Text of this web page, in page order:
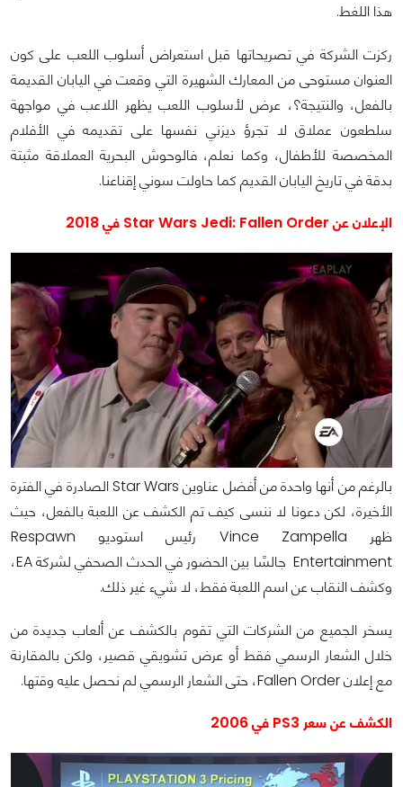
هذا اللغط.
ركزت الشركة في تصريحاتها قبل استعراض أسلوب اللعب على كون
العنوان مستوحى من المعارك الشهيرة التي وقعت في اليابان القديمة
بالفعل، والنتيجة؟، عرض لأسلوب اللعب يظهر اللاعب في مواجهة
سلطعون عملاق لا تجرؤ ديزني نفسها على تقديمه في الأفلام
المخصصة للأطفال، وكما نعلم، فالوحوش البحرية العملاقة مثبتة
بدقة في تاريخ اليابان القديم كما حاولت سوني إقناعنا.
الإعلان عن Star Wars Jedi: Fallen Order في 2018
بالرغم من أنها واحدة من أفضل عناوين Star Wars الصادرة في الفترة
الأخيرة، لكن دعونا لا ننسى كيف تم الكشف عن اللعبة بالفعل، حيث
ظهر Vince Zampella رئيس استوديو Respawn
Entertainment جالسًا بين الحضور في الحدث الصحفي لشركة EA،
وكشف النقاب عن اسم اللعبة فقط، لا شيء غير ذلك.
يسخر الجميع من الشركات التي تقوم بالكشف عن ألعاب جديدة من
خلال الشعار الرسمي فقط أو عرض تشويقي قصير، ولكن بالمقارنة
مع إعلان Fallen Order، حتى الشعار الرسمي لم نحصل عليه وقتها.
الكشف عن سعر PS3 في 2006